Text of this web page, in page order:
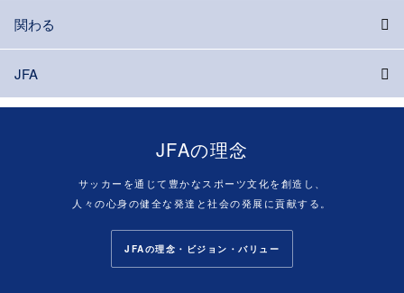
関わる
JFA
JFAの理念
サッカーを通じて豊かなスポーツ文化を創造し、
人々の心身の健全な発達と社会の発展に貢献する。
JFAの理念・ビジョン・バリュー